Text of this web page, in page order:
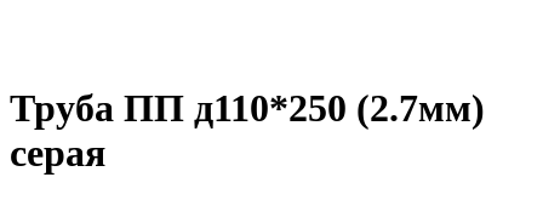
Труба ПП д110*250 (2.7мм)
серая